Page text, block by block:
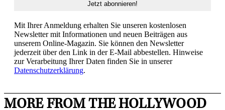
Mit Ihrer Anmeldung erhalten Sie unseren kostenlosen
Newsletter mit Informationen und neuen Beiträgen aus
unserem Online-Magazin. Sie können den Newsletter
jederzeit über den Link in der E-Mail abbestellen. Hinweise
zur Verarbeitung Ihrer Daten finden Sie in unserer
Datenschutzerklärung.
MORE FROM THE HOLLYWOOD